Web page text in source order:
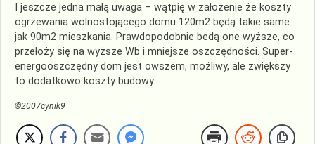
I jeszcze jedna małą uwaga – wątpię w założenie że koszty
ogrzewania wolnostojącego domu 120m2 będą takie same
jak 90m2 mieszkania. Prawdopodobnie bedą one wyższe, co
przełoży się na wyższe Wb i mniejsze oszczędności. Super-
energooszczędny dom jest owszem, możliwy, ale zwiększy
to dodatkowo koszty budowy.
©2007cynik9